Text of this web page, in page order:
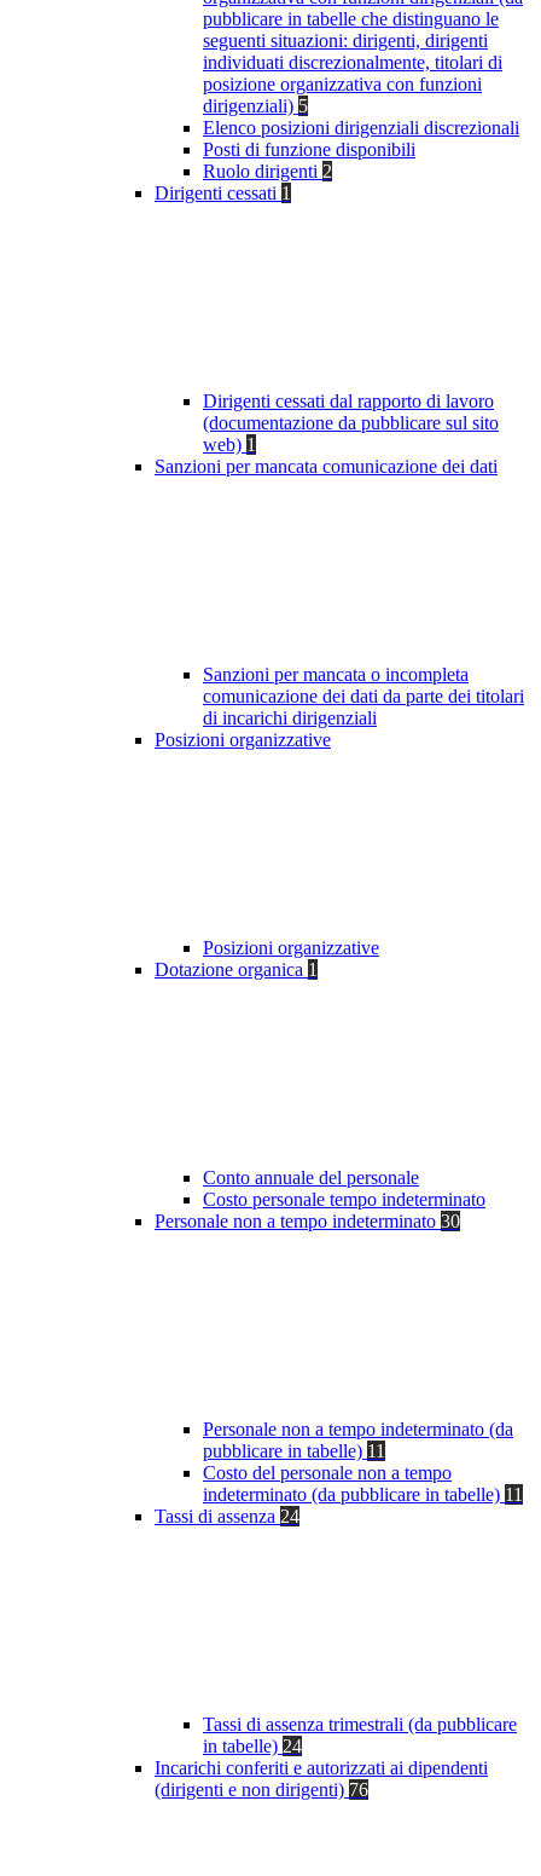
pubblicare in tabelle che distinguano le
seguenti situazioni: dirigenti, dirigenti
individuati discrezionalmente, titolari di
posizione organizzativa con funzioni
dirigenziali) 5
Elenco posizioni dirigenziali discrezionali
Posti di funzione disponibili
Ruolo dirigenti 2
Dirigenti cessati 1
Dirigenti cessati dal rapporto di lavoro
(documentazione da pubblicare sul sito
web) 1
Sanzioni per mancata comunicazione dei dati
Sanzioni per mancata o incompleta
comunicazione dei dati da parte dei titolari
di incarichi dirigenziali
Posizioni organizzative
Posizioni organizzative
Dotazione organica 1
Conto annuale del personale
Costo personale tempo indeterminato
Personale non a tempo indeterminato 30
Personale non a tempo indeterminato (da
pubblicare in tabelle) 11
Costo del personale non a tempo
indeterminato (da pubblicare in tabelle) 11
Tassi di assenza 24
Tassi di assenza trimestrali (da pubblicare
in tabelle) 24
Incarichi conferiti e autorizzati ai dipendenti
(dirigenti e non dirigenti) 76